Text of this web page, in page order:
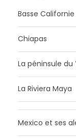
Basse
Chiapas
La péninsule
La Riviera Maya
Mexico et ses